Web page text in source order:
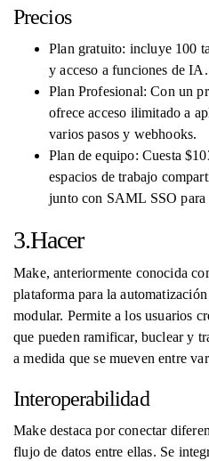
Precios
Plan gratuito: incluye 100
y acceso a funciones de IA.
Plan Profesional: Con un
ofrece acceso ilimitado a
varios pasos y webhooks.
Plan de equipo: Cuesta
espacios de trabajo
junto con SAML SSO para
3.Hacer
Make, anteriormente conocida
plataforma para la
modular. Permite a los usuarios
que pueden ramificar, buclear y
a medida que se mueven entre
Interoperabilidad
Make destaca por conectar
flujo de datos entre ellas. Se